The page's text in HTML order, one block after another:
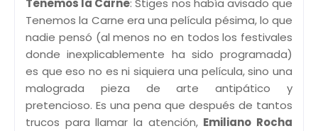
Tenemos la Carne: Stiges nos había avisado que
Tenemos la Carne era una película pésima, lo que
nadie pensó (al menos no en todos los festivales
donde inexplicablemente ha sido programada)
es que eso no es ni siquiera una película, sino una
malograda pieza de arte antipático y
pretencioso. Es una pena que después de tantos
trucos para llamar la atención, Emiliano Rocha